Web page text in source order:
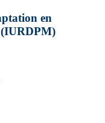
en
(IURDPM)